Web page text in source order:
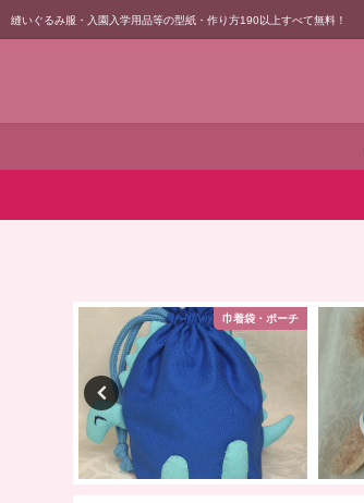
縫いぐるみ服・入園入学用品等の型紙・作り方190以上すべて無料！
巾着袋・ポーチ